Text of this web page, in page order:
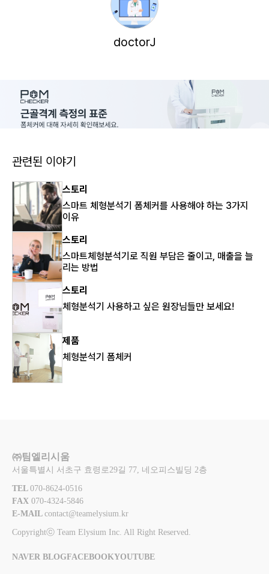
doctorJ
관련된 이야기
스토리
스마트 체형분석기 폼체커를 사용해야 하는 3가지
이유
스토리
스마트체형분석기로 직원 부담은 줄이고, 매출을 늘
리는 방법
스토리
체형분석기 사용하고 싶은 원장님들만 보세요!
제품
체형분석기 폼체커
㈜팀엘리시움
서울특별시 서초구 효령로29길 77, 네오피스빌딩 2층
TEL 070-8624-0516
FAX 070-4324-5846
E-MAIL contact@teamelysium.kr
Copyrightⓒ Team Elysium Inc. All Right Reserved.
NAVER BLOGFACEBOOKYOUTUBE